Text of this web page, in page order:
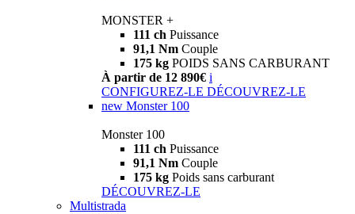
MONSTER +
111 ch Puissance
91,1 Nm Couple
175 kg POIDS SANS CARBURANT
À partir de 12 890€ i
CONFIGUREZ-LE DÉCOUVREZ-LE
new Monster 100
Monster 100
111 ch Puissance
91,1 Nm Couple
175 kg Poids sans carburant
DÉCOUVREZ-LE
Multistrada